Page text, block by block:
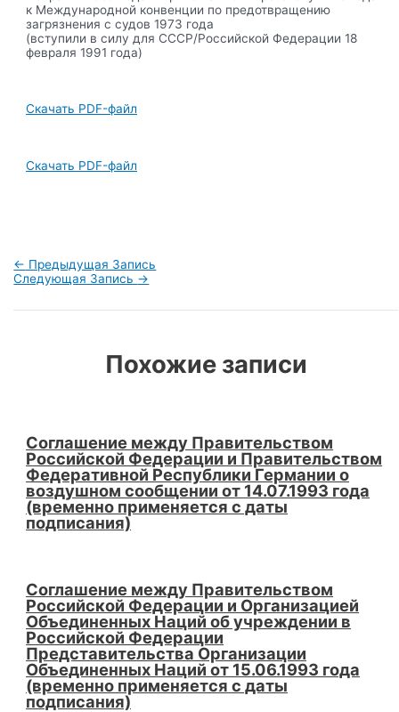
к Международной конвенции по предотвращению
загрязнения с судов 1973 года
(вступили в силу для СССР/Российской Федерации 18
февраля 1991 года)
Скачать PDF-файл
Скачать PDF-файл
Навигация
по
← Предыдущая Запись
Следующая Запись →
Похожие записи
Соглашение между Правительством
Российской Федерации и Правительством
Федеративной Республики Германии о
воздушном сообщении от 14.07.1993 года
(временно применяется с даты
подписания)
Соглашение между Правительством
Российской Федерации и Организацией
Объединенных Наций об учреждении в
Российской Федерации
Представительства Организации
Объединенных Наций от 15.06.1993 года
(временно применяется с даты
подписания)